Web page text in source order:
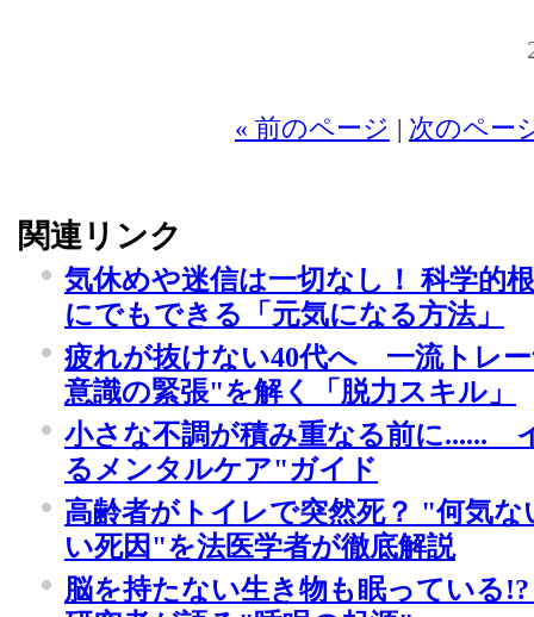
« 前のページ | 次のペー
関連リンク
気休めや迷信は一切なし！ 科学的
にでもできる「元気になる方法」
疲れが抜けない40代へ 一流トレ
意識の緊張"を解く「脱力スキル」
小さな不調が積み重なる前に......
るメンタルケア"ガイド
高齢者がトイレで突然死？ "何気
い死因"を法医学者が徹底解説
脳を持たない生き物も眠っている